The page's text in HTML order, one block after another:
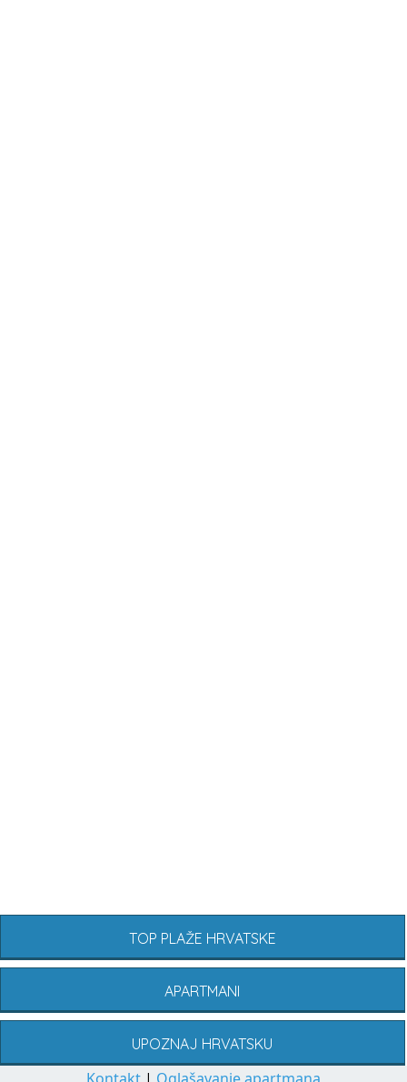
TOP PLAŽE HRVATSKE
APARTMANI
UPOZNAJ HRVATSKU